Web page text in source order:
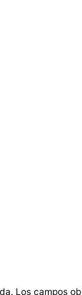
Los campos